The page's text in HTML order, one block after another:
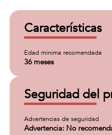
Características
Edad minima recomendada
36 meses
Seguridad del
Advertencias de seguridad
Advertencia: No